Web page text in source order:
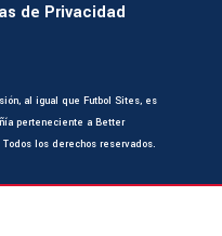
de Privacidad
al igual que Futbol Sites, es
perteneciente a Better
los derechos reservados.